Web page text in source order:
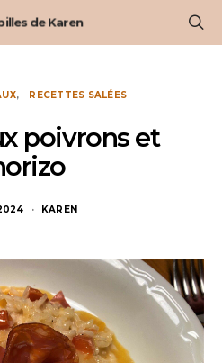
de Karen
RECETTES SALÉES
poivrons et
KAREN